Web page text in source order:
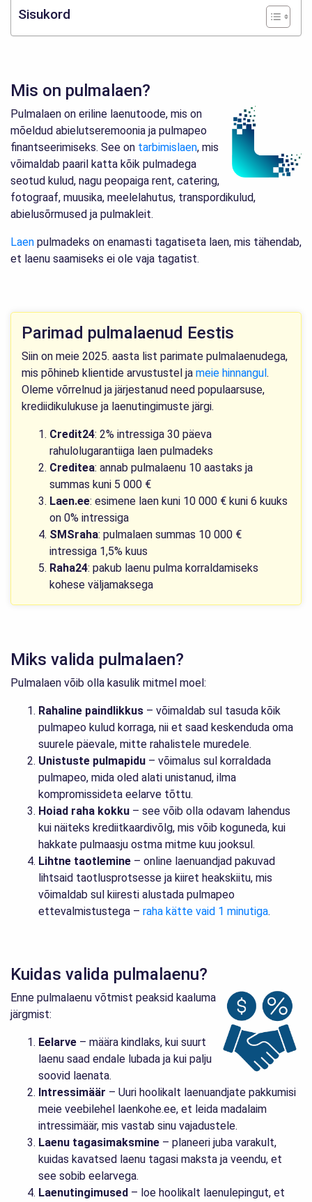
Sisukord
Mis on pulmalaen?
Pulmalaen on eriline laenutoode, mis on
mõeldud abielutseremoonia ja pulmapeo
finantseerimiseks. See on tarbimislaen, mis
võimaldab paaril katta kõik pulmadega
seotud kulud, nagu peopaiga rent, catering,
fotograaf, muusika, meelelahutus, transpordikulud,
abielusõrmused ja pulmakleit.
Laen pulmadeks on enamasti tagatiseta laen, mis tähendab,
et laenu saamiseks ei ole vaja tagatist.
Parimad pulmalaenud Eestis
Siin on meie 2025. aasta list parimate pulmalaenudega,
mis põhineb klientide arvustustel ja meie hinnangul.
Oleme võrrelnud ja järjestanud need populaarsuse,
krediidikulukuse ja laenutingimuste järgi.
Credit24: 2% intressiga 30 päeva
rahulolugarantiiga laen pulmadeks
Creditea: annab pulmalaenu 10 aastaks ja
summas kuni 5 000 €
Laen.ee: esimene laen kuni 10 000 € kuni 6 kuuks
on 0% intressiga
SMSraha: pulmalaen summas 10 000 €
intressiga 1,5% kuus
Raha24: pakub laenu pulma korraldamiseks
kohese väljamaksega
Miks valida pulmalaen?
Pulmalaen võib olla kasulik mitmel moel:
Rahaline paindlikkus – võimaldab sul tasuda kõik
pulmapeo kulud korraga, nii et saad keskenduda oma
suurele päevale, mitte rahalistele muredele.
Unistuste pulmapidu – võimalus sul korraldada
pulmapeo, mida oled alati unistanud, ilma
kompromissideta eelarve tõttu.
Hoiad raha kokku – see võib olla odavam lahendus
kui näiteks krediitkaardivõlg, mis võib koguneda, kui
hakkate pulmaasju ostma mitme kuu jooksul.
Lihtne taotlemine – online laenuandjad pakuvad
lihtsaid taotlusprotsesse ja kiiret heakskiitu, mis
võimaldab sul kiiresti alustada pulmapeo
ettevalmistustega – raha kätte vaid 1 minutiga.
Kuidas valida pulmalaenu?
Enne pulmalaenu võtmist peaksid kaaluma
järgmist:
Eelarve – määra kindlaks, kui suurt
laenu saad endale lubada ja kui palju
soovid laenata.
Intressimäär – Uuri hoolikalt laenuandjate pakkumisi
meie veebilehel laenkohe.ee, et leida madalaim
intressimäär, mis vastab sinu vajadustele.
Laenu tagasimaksmine – planeeri juba varakult,
kuidas kavatsed laenu tagasi maksta ja veendu, et
see sobib eelarvega.
Laenutingimused – loe hoolikalt laenulepingut, et